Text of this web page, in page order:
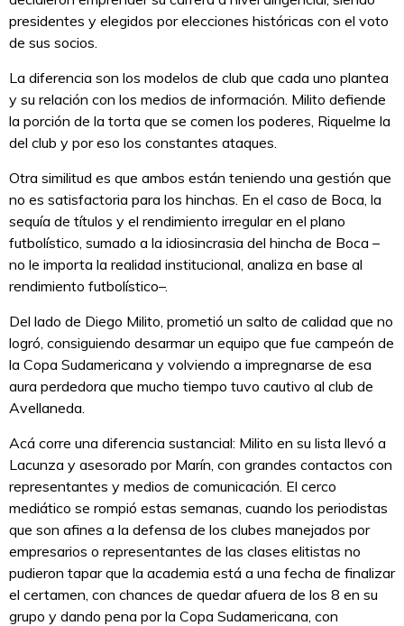
presidentes y elegidos por elecciones históricas con el voto
de sus socios.
La diferencia son los modelos de club que cada uno plantea
y su relación con los medios de información. Milito defiende
la porción de la torta que se comen los poderes, Riquelme la
del club y por eso los constantes ataques.
Otra similitud es que ambos están teniendo una gestión que
no es satisfactoria para los hinchas. En el caso de Boca, la
sequía de títulos y el rendimiento irregular en el plano
futbolístico, sumado a la idiosincrasia del hincha de Boca –
no le importa la realidad institucional, analiza en base al
rendimiento futbolístico–.
Del lado de Diego Milito, prometió un salto de calidad que no
logró, consiguiendo desarmar un equipo que fue campeón de
la Copa Sudamericana y volviendo a impregnarse de esa
aura perdedora que mucho tiempo tuvo cautivo al club de
Avellaneda.
Acá corre una diferencia sustancial: Milito en su lista llevó a
Lacunza y asesorado por Marín, con grandes contactos con
representantes y medios de comunicación. El cerco
mediático se rompió estas semanas, cuando los periodistas
que son afines a la defensa de los clubes manejados por
empresarios o representantes de las clases elitistas no
pudieron tapar que la academia está a una fecha de finalizar
el certamen, con chances de quedar afuera de los 8 en su
grupo y dando pena por la Copa Sudamericana, con